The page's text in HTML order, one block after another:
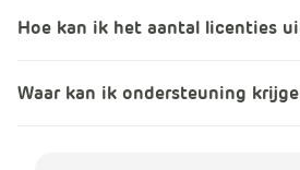
Hoe kan ik het aantal licenties
Waar kan ik ondersteuning